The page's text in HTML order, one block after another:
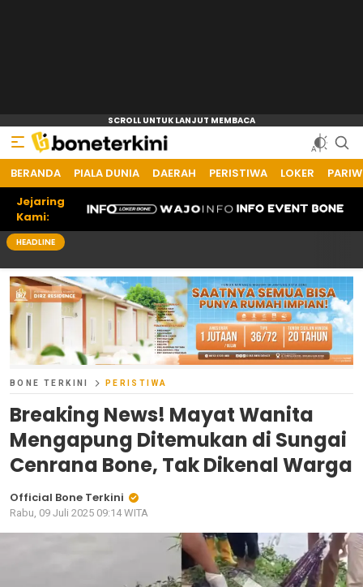
BERANDA PIALA DUNIA DAERAH PERISTIWA LOKER
Jejaring
Kami:
HEADLINE
BONE TERKINI PERISTIWA
Breaking News! Mayat Wanita
Mengapung Ditemukan di Sungai
Cenrana Bone, Tak Dikenal Warga
Official Bone Terkini
Rabu, 09 Juli 2025 09:14 WITA